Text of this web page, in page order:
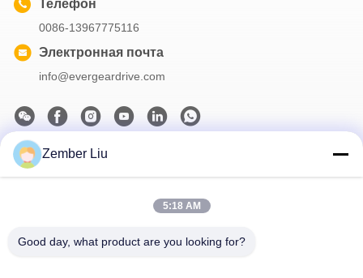
Телефон
0086-13967775116
Электронная почта
info@evergeardrive.com
Наш информационный бюллетень
Zember Liu
5:18 AM
Good day, what product are you looking for?